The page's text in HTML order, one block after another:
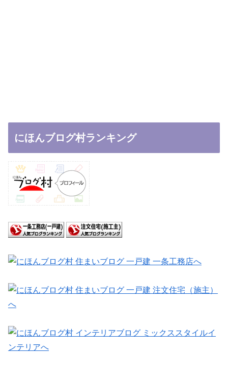
にほんブログ村ランキング